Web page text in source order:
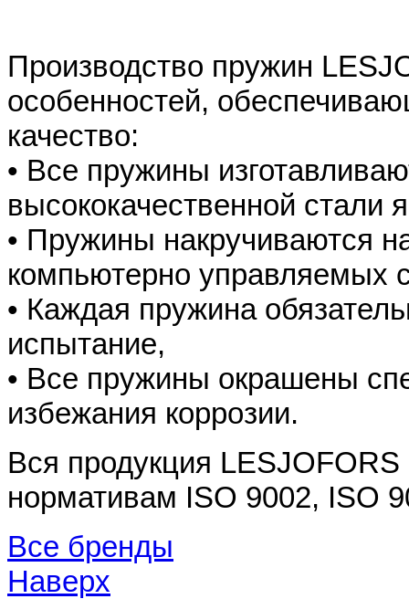
Производство пружин
особенностей,
качество:
• Все пружины
высококачественной стали
• Пружины накручиваются
компьютерно управляемых
• Каждая пружина
испытание,
• Все пружины окрашены
избежания коррозии.
Вся продукция LESJOFORS
нормативам ISO 9002, ISO
Все бренды
Наверх